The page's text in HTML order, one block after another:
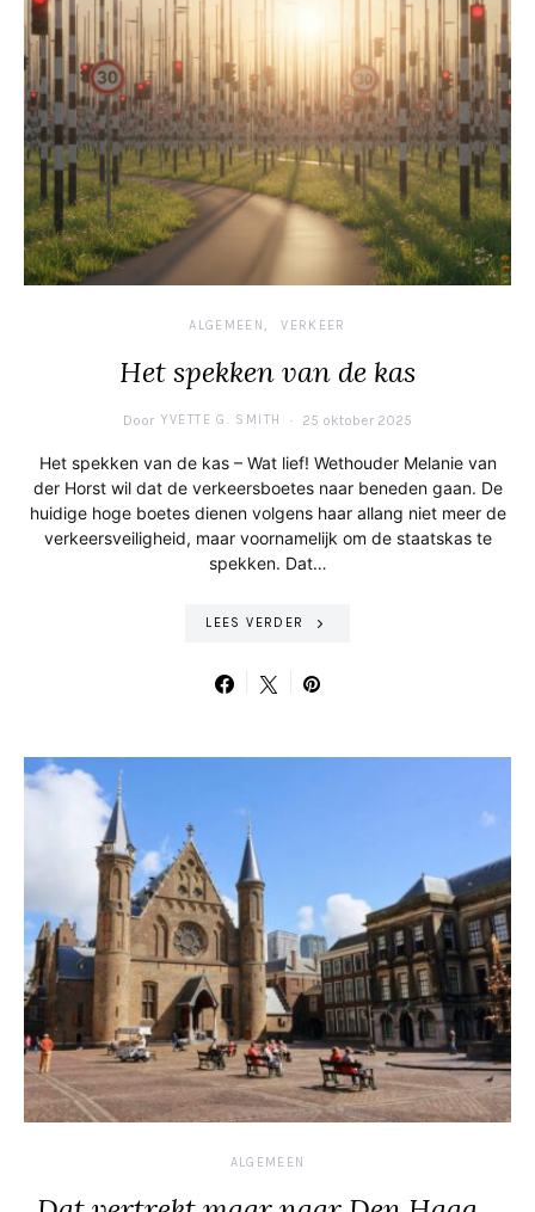
ALGEMEEN VERKEER
Het spekken van de kas
Door YVETTE G. SMITH 25 oktober 2025
Het spekken van de kas – Wat lief! Wethouder Melanie van
der Horst wil dat de verkeersboetes naar beneden gaan. De
huidige hoge boetes dienen volgens haar allang niet meer de
verkeersveiligheid, maar voornamelijk om de staatskas te
spekken. Dat…
LEES VERDER
ALGEMEEN